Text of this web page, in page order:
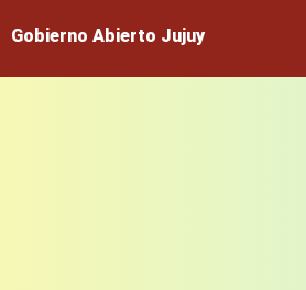
Gobierno Abierto Jujuy